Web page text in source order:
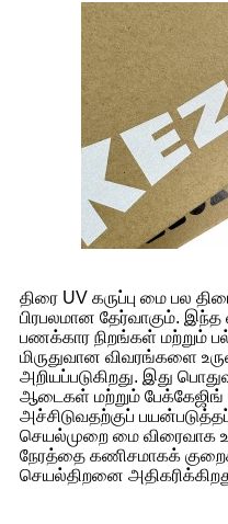
திரை UV கருப்பு மை பல
பிரபலமான தேர்வாகும்.
பணக்கார நிறங்கள் மற்றும்
மிருதுவான விவரங்களை
அறியப்படுகிறது. இது
ஆடைகள் மற்றும் பேக்கேஜிங்
அச்சிடுவதற்குப்
செயல்முறை மை விரைவாக
நேரத்தை கணிசமாகக்
செயல்திறனை